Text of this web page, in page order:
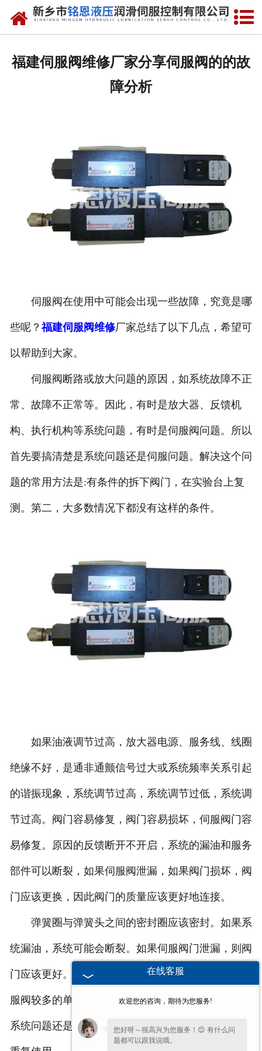
网站首页
维修现场
联系我们
福建伺服阀维修厂家分享伺服阀的的故
障分析
伺服阀在使用中可能会出现一些故障，究竟是哪
些呢？ 福建伺服阀维修厂家总结了以下几点，希望可
以帮助到大家。
伺服阀断路或放大问题的原因，如系统故障不正
常、故障不正常等。因此，有时是放大器、反馈机
构、执行机构等系统问题，有时是伺服阀问题。所以
首先要搞清楚是系统问题还是伺服问题。解决这个问
题的常用方法是:有条件的拆下阀门，在实验台上复
测。第二，大多数情况下都没有这样的条件。
如果油液调节过高，放大器电源、服务线、线圈
绝缘不好，是通非通颤信号过大或系统频率关系引起
的谐振现象，系统调节过高，系统调节过低，系统调
节过高。阀门容易修复，阀门容易损坏，伺服阀门容
易修复。原因的反馈断开不开启，系统的漏油和服务
部件可以断裂，如果伺服阀泄漏，如果阀门损坏，阀
门应该更换，因此阀门的质量应该更好地连接。
弹簧圈与弹簧头之间的密封圈应该密封。如果系
统漏油，系统可能会断裂。如果伺服阀门泄漏，则阀
门应该更好。如果阀门的质量不好，则应该密封。伺
服阀较多的单位可以安装一个简单的实验台来判断是
系统问题还是阀门问题，阀门有什么问题，是否可以
在线客服
欢迎您的咨询，期待为您服务!
您好呀～很高兴为您服务！😊 有什么问
题都可以跟我说哦。